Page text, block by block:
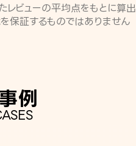
ビューの平均点をもとに算出
保証するものではありません
例